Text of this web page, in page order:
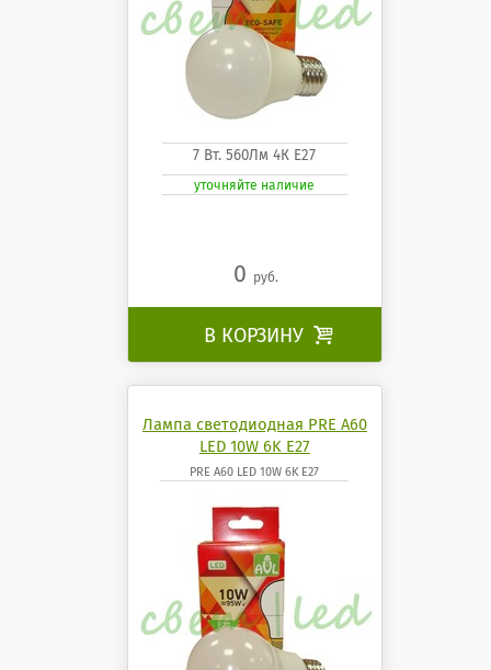
7 Вт. 560Лм 4К Е27
уточняйте наличие
0 руб.
В КОРЗИНУ 
Лампа светодиодная PRE A60
LED 10W 6K E27
PRE A60 LED 10W 6K E27